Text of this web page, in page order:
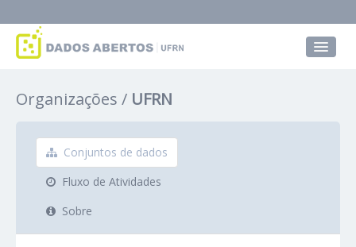
Grupos
Sobre
Organizações UFRN
Conjuntos de dados
Fluxo de Atividades
Sobre